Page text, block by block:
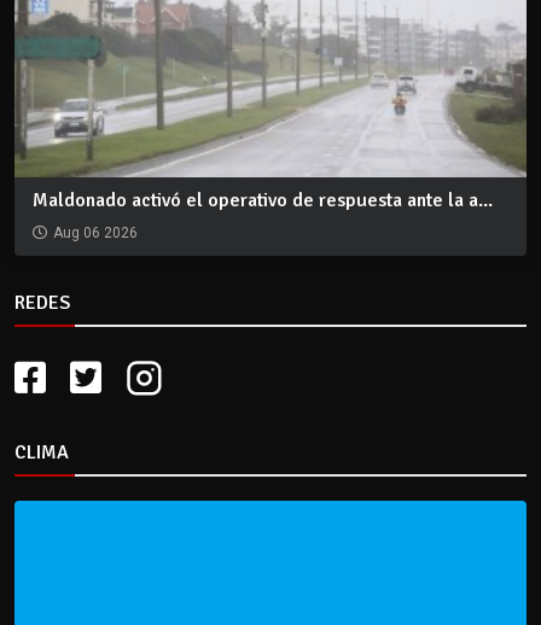
Maldonado activó el operativo de respuesta ante la a...
Aug 06 2026
REDES
CLIMA